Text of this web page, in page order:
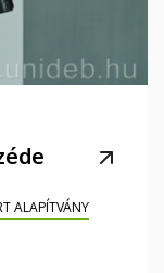
ALAPÍTVÁNY